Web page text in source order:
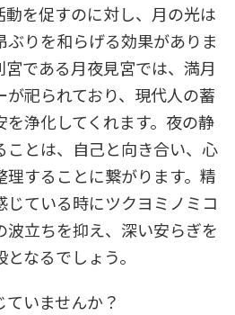
動を促すのに対し、月の光は
りを和らげる効果がありま
である月夜見宮では、満月
祀られており、現代人の蓄
浄化してくれます。夜の静
ことは、自己と向き合い、心
することに繋がります。精
じている時にツクヨミノミコ
波立ちを抑え、深い安らぎを
なるでしょう。
いませんか？